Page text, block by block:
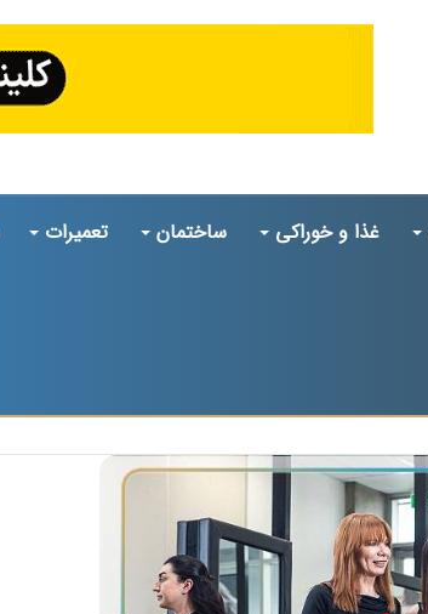
غذا و خوراکی ساختمان تعمیرات